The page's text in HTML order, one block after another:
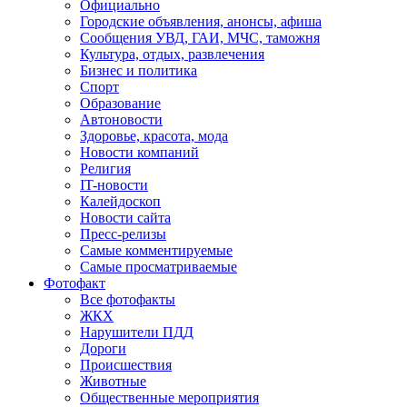
Официально
Городские объявления, анонсы, афиша
Сообщения УВД, ГАИ, МЧС, таможня
Культура, отдых, развлечения
Бизнес и политика
Спорт
Образование
Автоновости
Здоровье, красота, мода
Новости компаний
Религия
IT-новости
Калейдоскоп
Новости сайта
Пресс-релизы
Самые комментируемые
Самые просматриваемые
Фотофакт
Все фотофакты
ЖКХ
Нарушители ПДД
Дороги
Происшествия
Животные
Общественные мероприятия